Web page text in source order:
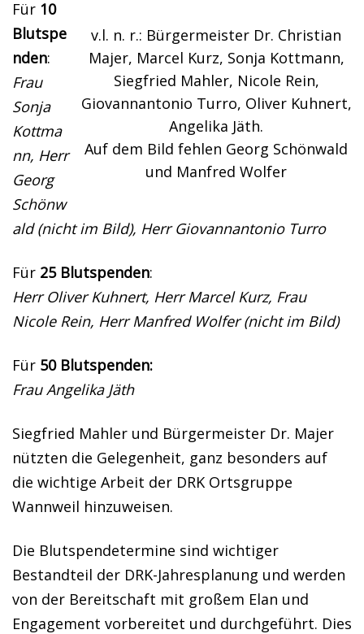
v.l. n. r.: Bürgermeister Dr. Christian
Majer, Marcel Kurz, Sonja Kottmann,
Siegfried Mahler, Nicole Rein,
Giovannantonio Turro, Oliver Kuhnert,
Angelika Jäth.
Auf dem Bild fehlen Georg Schönwald
und Manfred Wolfer
Für 10
Blutspe
nden:
Frau
Sonja
Kottma
nn, Herr
Georg
Schönw
ald (nicht im Bild), Herr Giovannantonio Turro
Für 25 Blutspenden:
Herr Oliver Kuhnert, Herr Marcel Kurz, Frau
Nicole Rein, Herr Manfred Wolfer (nicht im Bild)
Für 50 Blutspenden:
Frau Angelika Jäth
Siegfried Mahler und Bürgermeister Dr. Majer
nützten die Gelegenheit, ganz besonders auf
die wichtige Arbeit der DRK Ortsgruppe
Wannweil hinzuweisen.
Die Blutspendetermine sind wichtiger
Bestandteil der DRK-Jahresplanung und werden
von der Bereitschaft mit großem Elan und
Engagement vorbereitet und durchgeführt. Dies